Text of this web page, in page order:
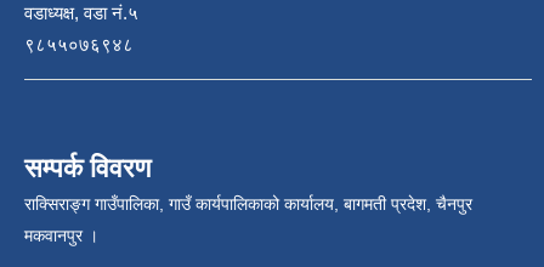
वडाध्यक्ष, वडा नं.५
९८५५०७६९४८
सम्पर्क विवरण
राक्सिराङ्ग गाउँपालिका, गाउँ कार्यपालिकाको कार्यालय, बागमती प्रदेश, चैनपुर
मकवानपुर ।